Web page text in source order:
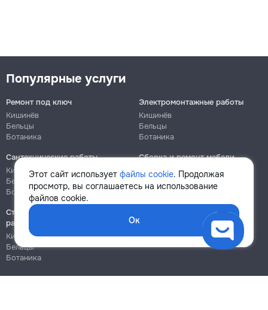
Этот сайт использует файлы cookie. Продолжая
просмотр, вы соглашаетесь на использование
файлов cookie.
Ок
Популярные услуги
Ремонт под ключ
Кишинёв
Бельцы
Ботаника
Электромонтажные работы
Кишинёв
Бельцы
Ботаника
Сантехнические работы
Кишинёв
Бельцы
Ботаника
Сборка и ремонт мебели
Кишинёв
Ботаника
Строительно-монтажные
работы
Кишинёв
Бельцы
Ботаника